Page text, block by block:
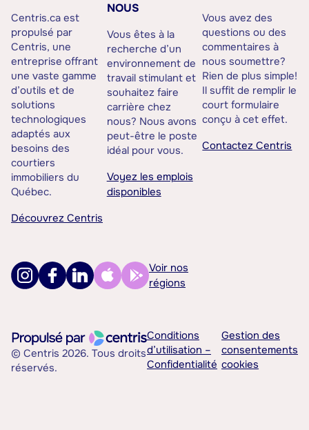
Centris.ca est
propulsé par
Centris, une
entreprise offrant
une vaste gamme
d’outils et de
solutions
technologiques
adaptés aux
besoins des
courtiers
immobiliers du
Québec.
Découvrez Centris
NOUS
Vous êtes à la
recherche d’un
environnement de
travail stimulant et
souhaitez faire
carrière chez
nous? Nous avons
peut-être le poste
idéal pour vous.
Voyez les emplois
disponibles
Vous avez des
questions ou des
commentaires à
nous soumettre?
Rien de plus simple!
Il suffit de remplir le
court formulaire
conçu à cet effet.
Contactez Centris
Voir nos
régions
© Centris 2026. Tous droits
réservés.
Conditions
d’utilisation –
Confidentialité
Gestion des
consentements
cookies